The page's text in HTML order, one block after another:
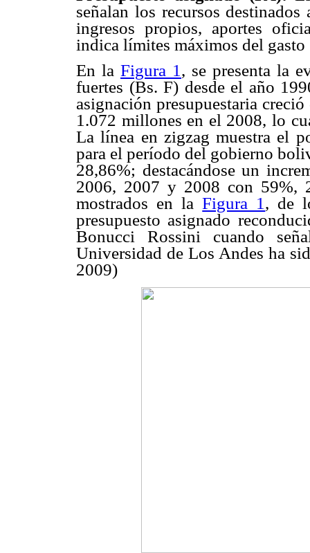
señalan los recursos
ingresos propios, aportes
indica límites máximos del
En la Figura 1 , se presenta la
fuertes (Bs. F) desde el año
asignación presupuestaria
1.072 millones en el 2008, lo
La línea en zigzag muestra el
para el período del gobierno
28,86%; destacándose un
2006, 2007 y 2008 con 59%,
mostrados en laFigura 1 , de
presupuesto asignado
Bonucci Rossini cuando
Universidad de Los Andes ha
2009)